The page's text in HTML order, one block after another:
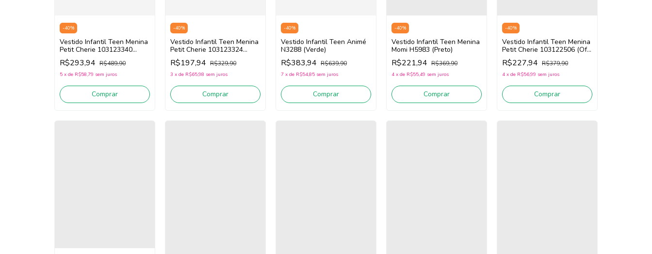
-40%
Vestido Infantil Teen Menina
Petit Cherie 103123340
(Rosa/Off White/Azul)
R$293,94 R$489,90
5 x de R$58,79 sem juros
Comprar
-40%
Vestido Infantil Teen Menina
Petit Cherie 103123324
(Rosa/Verde/Amarelo)
R$197,94 R$329,90
3 x de R$65,98 sem juros
Comprar
-40%
Vestido Infantil Teen Animé
N3288 (Verde)
R$383,94 R$639,90
7 x de R$54,85 sem juros
Comprar
-40%
Vestido Infantil Teen Menina
Momi H5983 (Preto)
R$221,94 R$369,90
4 x de R$55,49 sem juros
Comprar
-40%
Vestido Infantil Teen Menina
Petit Cherie 103122506 (Off
White/Rosa/Verde)
R$227,94 R$379,90
4 x de R$56,99 sem juros
Comprar